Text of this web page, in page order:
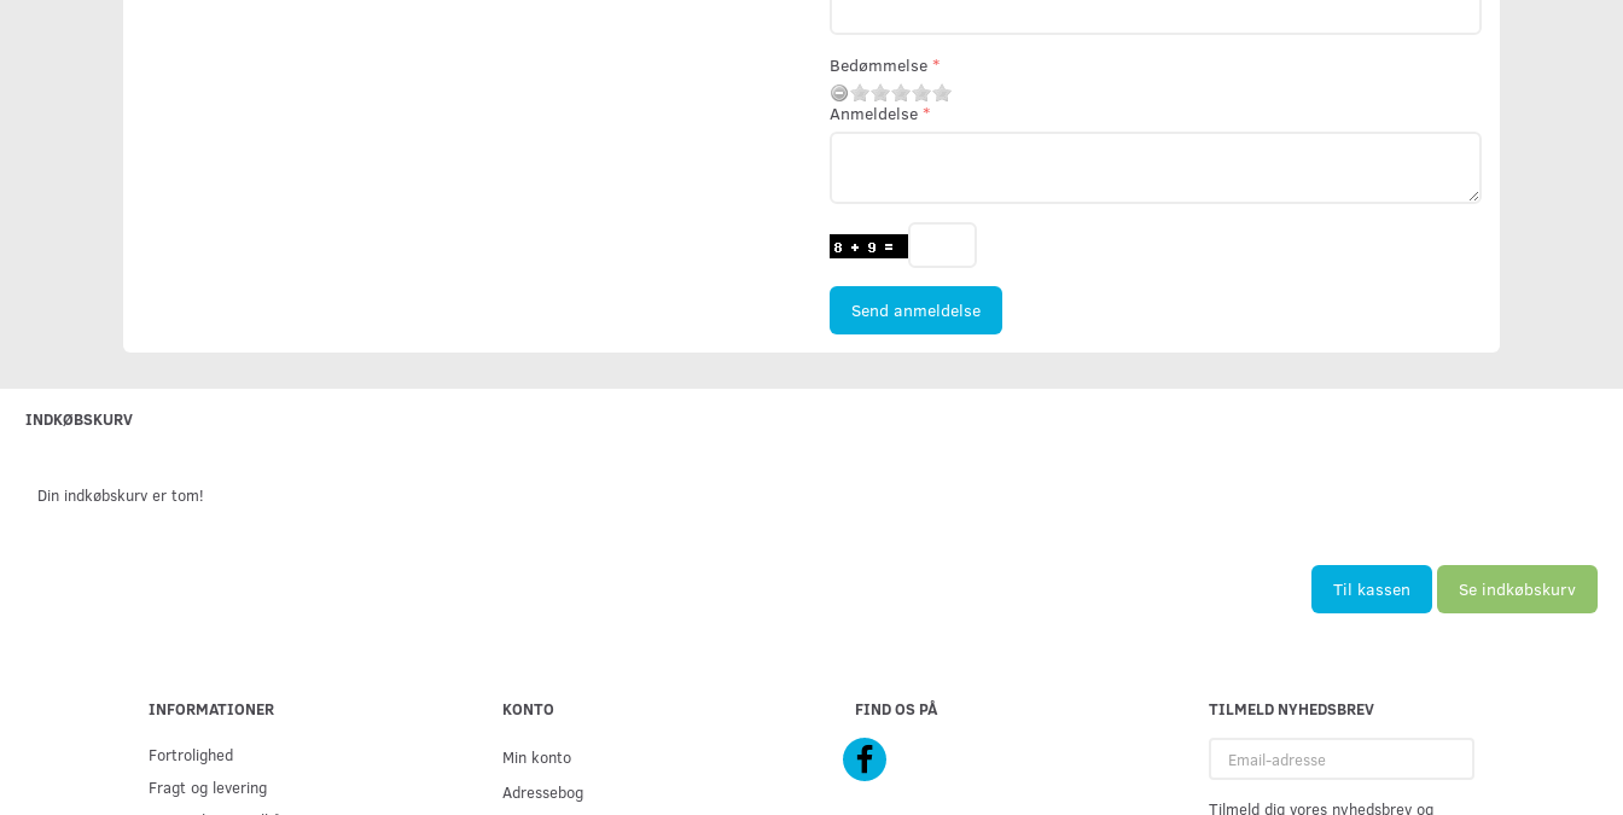
Bedømmelse
Anmeldelse
Send anmeldelse
INDKØBSKURV
Din indkøbskurv er tom!
Til kassen Se indkøbskurv
INFORMATIONER
Fortrolighed
Fragt og levering
KONTO
Min konto
Adressebog
FIND OS PÅ
TILMELD NYHEDSBREV
adresse
Tilmeld dig vores nyhedsbrev og